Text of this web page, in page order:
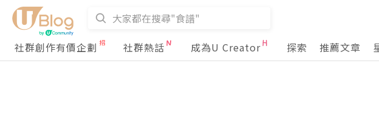
社群創作有價企劃
社群熱話 成為U Creator 探索 推薦文章